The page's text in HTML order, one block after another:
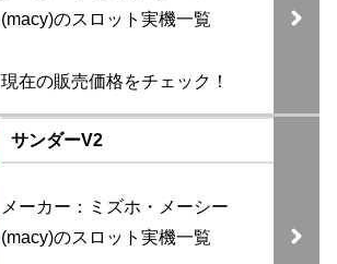
(macy)のスロット実機一覧
現在の販売価格をチェック！
サンダーV2
メーカー：ミズホ・メーシー
(macy)のスロット実機一覧